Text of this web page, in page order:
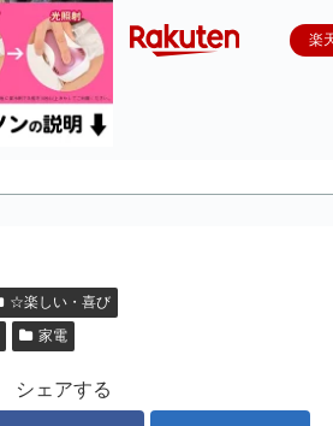
楽
☆楽しい・喜び
家電
シェアする